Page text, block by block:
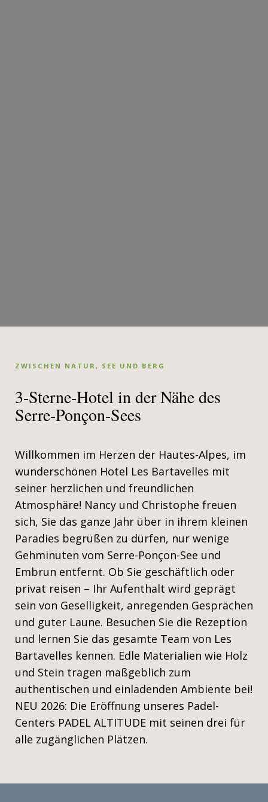
ZWISCHEN NATUR, SEE UND BERG
3-Sterne-Hotel in der Nähe des
Serre-Ponçon-Sees
Willkommen im Herzen der Hautes-Alpes, im
wunderschönen Hotel Les Bartavelles mit
seiner herzlichen und freundlichen
Atmosphäre! Nancy und Christophe freuen
sich, Sie das ganze Jahr über in ihrem kleinen
Paradies begrüßen zu dürfen, nur wenige
Gehminuten vom Serre-Ponçon-See und
Embrun entfernt. Ob Sie geschäftlich oder
privat reisen – Ihr Aufenthalt wird geprägt
sein von Geselligkeit, anregenden Gesprächen
und guter Laune. Besuchen Sie die Rezeption
und lernen Sie das gesamte Team von Les
Bartavelles kennen. Edle Materialien wie Holz
und Stein tragen maßgeblich zum
authentischen und einladenden Ambiente bei!
NEU 2026: Die Eröffnung unseres Padel-
Centers PADEL ALTITUDE mit seinen drei für
alle zugänglichen Plätzen.